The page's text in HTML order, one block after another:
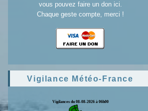
vous pouvez faire un don ici.
Chaque geste compte, merci !
Vigilance Météo-France